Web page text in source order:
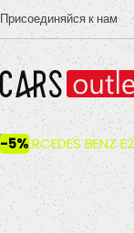
Skip to main content
Присоединяйся к нам
-5%